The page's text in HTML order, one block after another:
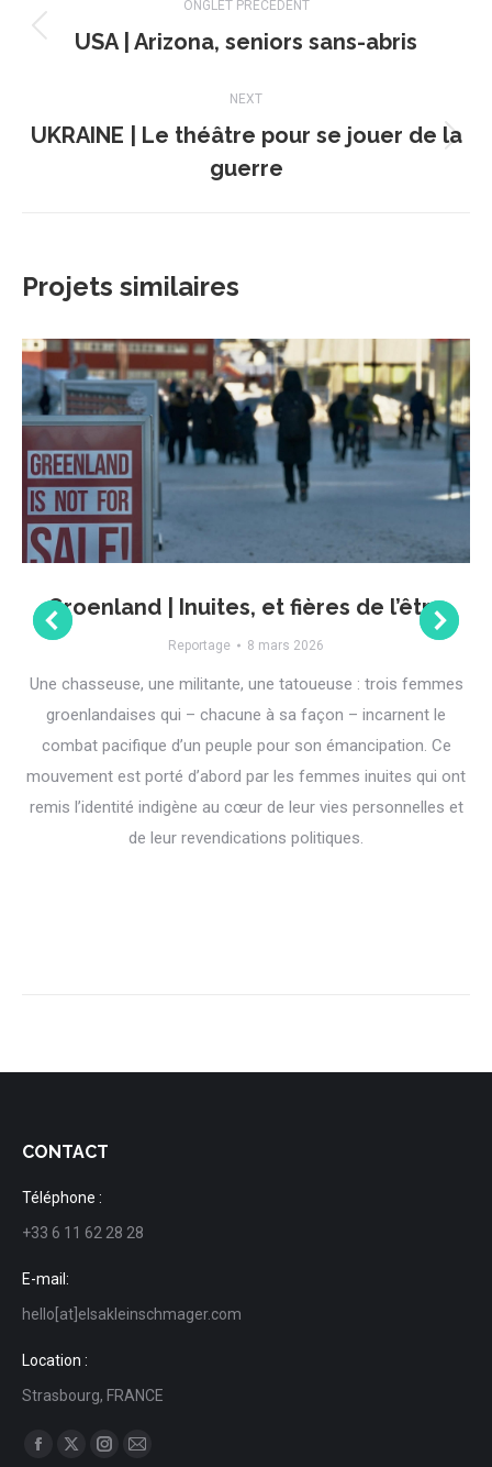
de
commentaire
ONGLET PRÉCÉDENT
Onglet
USA | Arizona, seniors sans-abris
NEXT
Projets
similaires
UKRAINE | Le théâtre pour se jouer de la
guerre
Projets similaires
Groenland | Inuites, et fières de l’être
Reportage 8 mars 2026
Une chasseuse, une militante, une tatoueuse : trois femmes
groenlandaises qui – chacune à sa façon – incarnent le
combat pacifique d’un peuple pour son émancipation. Ce
mouvement est porté d’abord par les femmes inuites qui ont
remis l’identité indigène au cœur de leur vies personnelles et
de leur revendications politiques.
CONTACT
Téléphone :
+33 6 11 62 28 28
E-mail:
hello[at]elsakleinschmager.com
Location :
Strasbourg, FRANCE
Trouvez nous sur :
Facebook
X
Instagram
Mail